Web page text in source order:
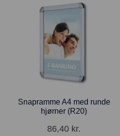
Snapramme A4 med runde
hjørner (R20)
86,40 kr.